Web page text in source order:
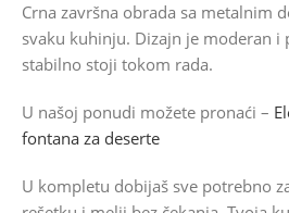
Crna završna obrada sa metalnim
svaku kuhinju. Dizajn je moderan i
stabilno stoji tokom rada.
U našoj ponudi možete pronaći –
fontana za deserte
U kompletu dobijaš sve potrebno